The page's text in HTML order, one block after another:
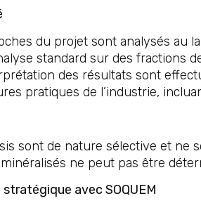
du projet sont analysés au
standard sur des fractions
des résultats sont
pratiques de l’industrie,
sont de nature sélective et ne
ne peut pas être
avec SOQUEM